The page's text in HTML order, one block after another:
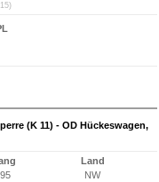
(K 11) - OD Hückeswagen,
Land
NW